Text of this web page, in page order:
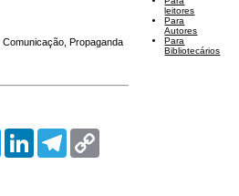
leitores
Para
Autores
Para
Bibliotecários
Propaganda
Twitter LinkedIn Telegram